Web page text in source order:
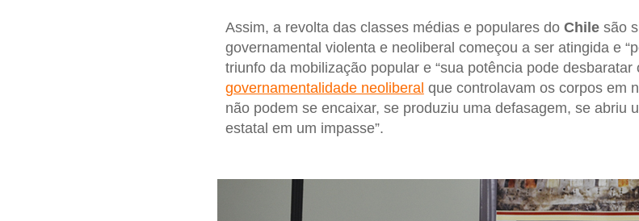
Assim, a revolta das classes médias e populares do Chilesão
governamental violenta e neoliberal começou a ser atingida e
triunfo da mobilização popular e “sua potência pode desbaratar
governamentalidade neoliberal que controlavam os corpos em
não podem se encaixar, se produziu uma defasagem, se abriu
estatal em um impasse”.